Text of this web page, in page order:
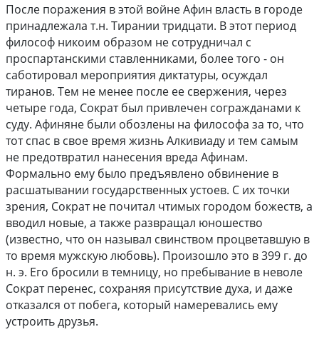
После поражения в этой войне Афин власть в городе
принадлежала т.н. Тирании тридцати. В этот период
философ никоим образом не сотрудничал с
проспартанскими ставленниками, более того - он
саботировал мероприятия диктатуры, осуждал
тиранов. Тем не менее после ее свержения, через
четыре года, Сократ был привлечен согражданами к
суду. Афиняне были обозлены на философа за то, что
тот спас в свое время жизнь Алкивиаду и тем самым
не предотвратил нанесения вреда Афинам.
Формально ему было предъявлено обвинение в
расшатывании государственных устоев. С их точки
зрения, Сократ не почитал чтимых городом божеств, а
вводил новые, а также развращал юношество
(известно, что он называл свинством процветавшую в
то время мужскую любовь). Произошло это в 399 г. до
н. э. Его бросили в темницу, но пребывание в неволе
Сократ перенес, сохраняя присутствие духа, и даже
отказался от побега, который намеревались ему
устроить друзья.